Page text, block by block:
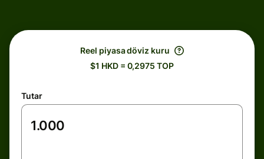
Reel piyasa döviz kuru
$1 HKD = 0,2975 TOP
Tutar